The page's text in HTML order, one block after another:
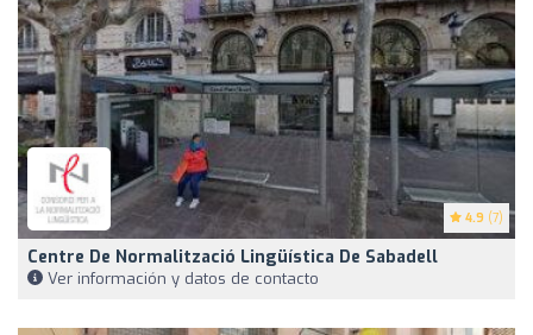
4.9 (7)
Centre De Normalització Lingüística De Sabadell
Ver información y datos de contacto